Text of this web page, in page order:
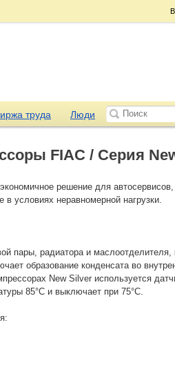
труда Люди
FIAC / Серия
решение для
в условиях неравномерной нагрузки.
пары, радиатора и
образование конденсата во
New Silver используется
85°C и выключает при 75°C.